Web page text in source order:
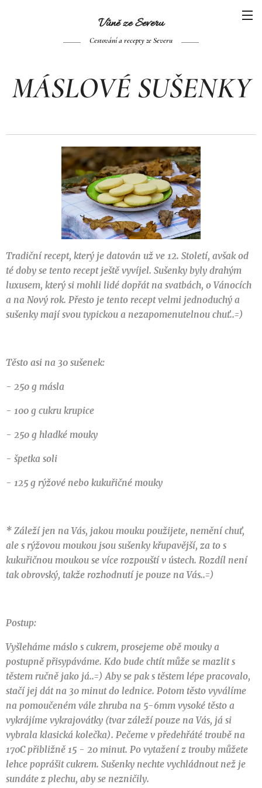
Vůně ze Severu
Cestování a recepty ze Severu
MÁSLOVÉ SUŠENKY
Tradiční recept, který je datován už ve 12. Století, avšak od
té doby se tento recept ještě vyvíjel. Sušenky byly drahým
luxusem, který si mohli lidé dopřát na svatbách, o Vánocích
a na Nový rok. Přesto je tento recept velmi jednoduchý a
sušenky mají svou typickou a nezapomenutelnou chuť..=)
Těsto asi na 30 sušenek:
- 250 g másla
- 100 g cukru krupice
- 250 g hladké mouky
- špetka soli
- 125 g rýžové nebo kukuřičné mouky
* Záleží jen na Vás, jakou mouku použijete, nemění chuť,
ale s rýžovou moukou jsou sušenky křupavější, za to s
kukuřičnou moukou se více rozpouští v ústech. Rozdíl není
tak obrovský, takže rozhodnutí je pouze na Vás..=)
Postup:
Vyšleháme máslo s cukrem, prosejeme obě mouky a
postupně přisypáváme. Kdo bude chtít může se mazlit s
těstem ručně jako já..=) Aby se pak s těstem lépe pracovalo,
stačí jej dát na 30 minut do lednice. Potom těsto vyválíme
na pomoučeném vále zhruba na 5-6mm vysoké těsto a
vykrájíme vykrajovátky (tvar záleží pouze na Vás, já si
vybrala klasická kolečka). Pečeme v předehřáté troubě na
170C přibližně 15 - 20 minut. Po vytažení z trouby můžete
lehce poprášit cukrem. Sušenky nechte vychládnout než je
sundáte z plechu, aby se nezničily.